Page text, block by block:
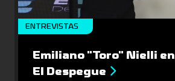
ENTREVISTAS
Emiliano "Toro" Nielli en
El Despegue